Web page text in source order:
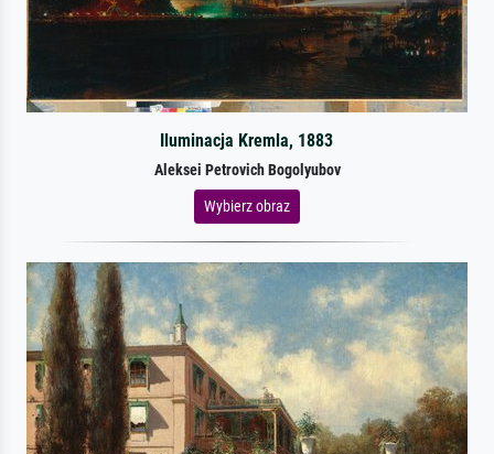
Iluminacja Kremla, 1883
Aleksei Petrovich Bogolyubov
Wybierz obraz